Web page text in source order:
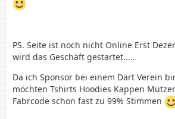
PS. Seite ist noch nicht Online Erst
wird das Geschäft gestartet.....
Da ich Sponsor bei einem Dart Verein
möchten Tshirts Hoodies Kappen
Fabrcode schon fast zu 99% Stimmen